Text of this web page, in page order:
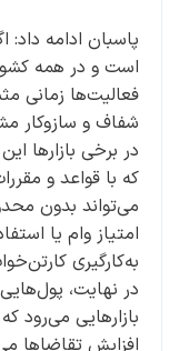
پاسبان ادامه
است و در همه
فعالیت‌ها زمانی
شفاف و سازوکار
در برخی بازارها
که با قواعد و
می‌تواند بدون
امتیاز وام یا
به‌کارگیری
در نهایت،
بازارهایی می‌رود
افزایش تقاضاها